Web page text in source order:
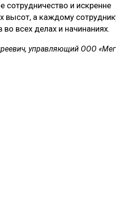
сотрудничество и искренне
высот, а каждому
всех делах и начинаниях.
управляющий ООО